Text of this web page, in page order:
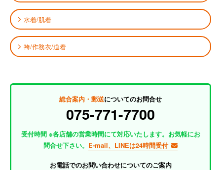
水着/肌着
袴/作務衣/道着
総合案内・郵送についてのお問合せ
075-771-7700
受付時間 ※各店舗の営業時間にて対応いたします。お気軽にお
問合せ下さい。 E-mail、LINEは24時間受付
お電話でのお問い合わせについてのご案内